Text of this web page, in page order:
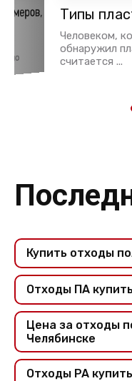
Типы
Человеком,
обнаружил
считается ...
Купить отходы
Отходы ПА
Цена за отходы
Челябинске
Отходы PA